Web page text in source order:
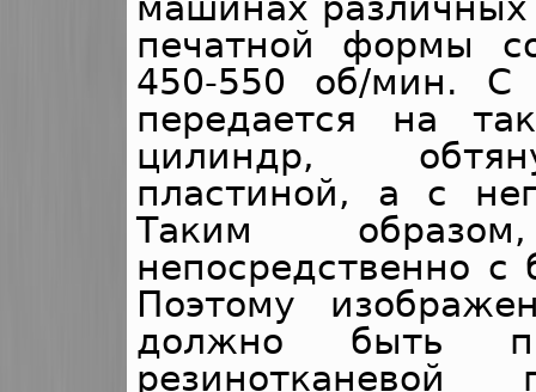
печатной формы
450-550 об/мин. С
передается на
цилиндр,
пластиной, а с
Таким
непосредственно с
Поэтому
должно быть